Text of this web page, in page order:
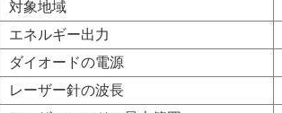
対象地域
エネルギー出力
ダイオードの電源
レーザー針の波長